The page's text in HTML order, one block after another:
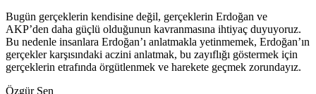
Bugün gerçeklerin kendisine değil, gerçeklerin Erdoğan ve
AKP’den daha güçlü olduğunun kavranmasına ihtiyaç duyuyoruz.
Bu nedenle insanlara Erdoğan’ı anlatmakla yetinmemek, Erdoğan’ın
gerçekler karşısındaki aczini anlatmak, bu zayıflığı göstermek için
gerçeklerin etrafında örgütlenmek ve harekete geçmek zorundayız.
Özgür Şen